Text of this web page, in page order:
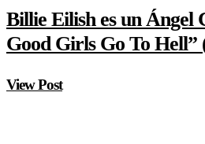
Billie Eilish es un Ángel
Good Girls Go To Hell”
View Post